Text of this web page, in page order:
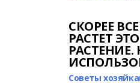
СКОРЕЕ
РАСТЕТ
РАСТЕНИЕ.
Cоветы